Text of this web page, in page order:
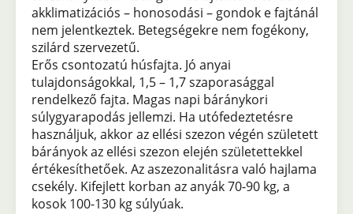
akklimatizációs – honosodási – gondok e fajtánál
nem jelentkeztek. Betegségekre nem fogékony,
szilárd szervezetű.
Erős csontozatú húsfajta. Jó anyai
tulajdonságokkal, 1,5 – 1,7 szaporasággal
rendelkező fajta. Magas napi báránykori
súlygyarapodás jellemzi. Ha utófedeztetésre
használjuk, akkor az ellési szezon végén született
bárányok az ellési szezon elején születettekkel
értékesíthetőek. Az aszezonalitásra való hajlama
csekély. Kifejlett korban az anyák 70-90 kg, a
kosok 100-130 kg súlyúak.